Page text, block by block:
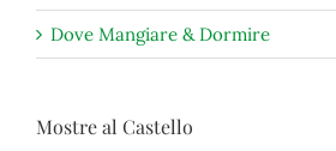
Dove Mangiare & Dormire
Mostre al Castello